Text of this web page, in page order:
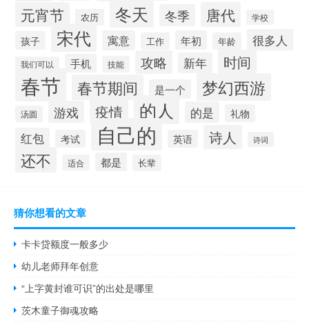
元宵节 农历 冬天 冬季 唐代 学校
孩子 宋代 寓意 工作 年初 年龄 很多人
我们可以 手机 技能 攻略 新年 时间
春节 春节期间 是一个 梦幻西游
汤圆 游戏 疫情 的人 的是 礼物
红包 考试 自己的 英语 诗人 诗词
还不 适合 都是 长辈
猜你想看的文章
卡卡贷额度一般多少
幼儿老师拜年创意
“上字黄封谁可识”的出处是哪里
茨木童子御魂攻略